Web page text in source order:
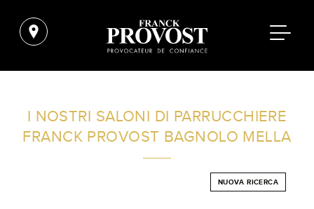
FILTRI AVANZATI
I NOSTRI SALONI DI PARRUCCHIERE
FRANCK PROVOST BAGNOLO MELLA
NUOVA RICERCA